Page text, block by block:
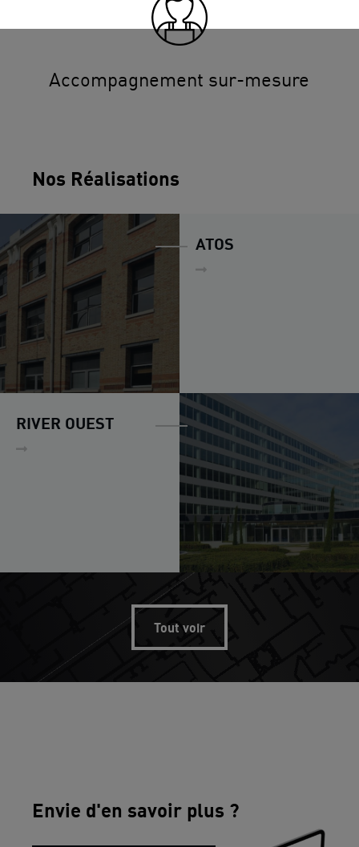
Accompagnement sur-mesure
Nos Réalisations
ATOS
RIVER OUEST
Tout voir
Envie d'en savoir plus ?